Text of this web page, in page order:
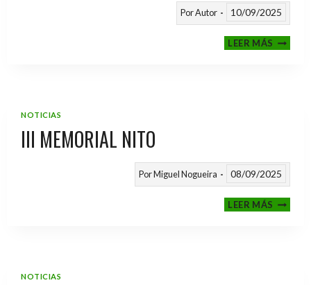
PorAutor 10/09/2025
LEER MÁS
NOTICIAS
III MEMORIAL NITO
PorMiguel Nogueira 08/09/2025
LEER MÁSIII
NOTICIAS